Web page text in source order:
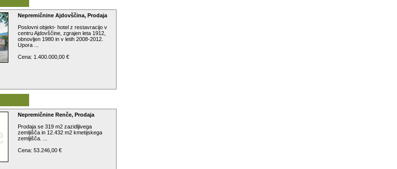
Nepremičnine Ajdovščina, Prodaja
Poslovni objekt- hotel z restavracijo v
centru Ajdovščine, zgrajen leta 1912,
obnovljen 1980 in v letih 2008-2012.
Upora ...
Cena: 1.400.000,00 €
Nepremičnine Renče, Prodaja
Prodaja se 319 m2 zazidljivega
zemljišča in 12.432 m2 kmetijskega
zemljišča. ...
Cena: 53.246,00 €